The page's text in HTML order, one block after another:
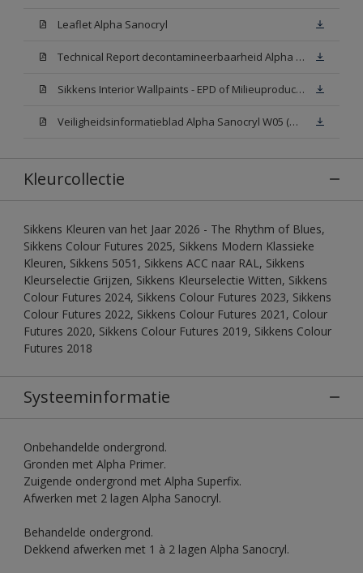
Leaflet Alpha Sanocryl
Technical Report decontamineerbaarheid Alpha Sanocryl
Sikkens Interior Wallpaints - EPD of Milieuproductverklaring
Veiligheidsinformatieblad Alpha Sanocryl W05 (MSDS)
Kleurcollectie
Sikkens Kleuren van het Jaar 2026 - The Rhythm of Blues,
Sikkens Colour Futures 2025, Sikkens Modern Klassieke
Kleuren, Sikkens 5051, Sikkens ACC naar RAL, Sikkens
Kleurselectie Grijzen, Sikkens Kleurselectie Witten, Sikkens
Colour Futures 2024, Sikkens Colour Futures 2023, Sikkens
Colour Futures 2022, Sikkens Colour Futures 2021, Colour
Futures 2020, Sikkens Colour Futures 2019, Sikkens Colour
Futures 2018
Systeeminformatie
Onbehandelde ondergrond.
Gronden met Alpha Primer.
Zuigende ondergrond met Alpha Superfix.
Afwerken met 2 lagen Alpha Sanocryl.
Behandelde ondergrond.
Dekkend afwerken met 1 à 2 lagen Alpha Sanocryl.